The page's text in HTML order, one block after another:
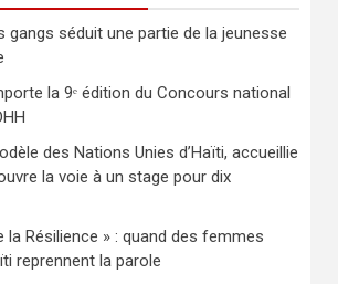
gangs séduit une partie de la jeunesse
la 9ᵉ édition du Concours national
des Nations Unies d’Haïti, accueillie
la voie à un stage pour dix
la Résilience » : quand des femmes
reprennent la parole